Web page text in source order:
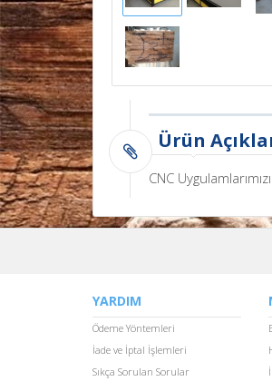
Ürün
CNC
YARDIM
Ödeme Yöntemleri
İade ve İptal İşlemleri
Sıkça Sorulan Sorular